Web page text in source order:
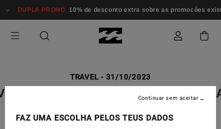
DUPLA PROMO 10% de desconto extra sobre as promocôes
TRAVEL- 31/10/2023
DIVISION: NORWAY
FAZ UMA ESCOLHA PELOS TEUS DADOS
Continuar sem aceitar